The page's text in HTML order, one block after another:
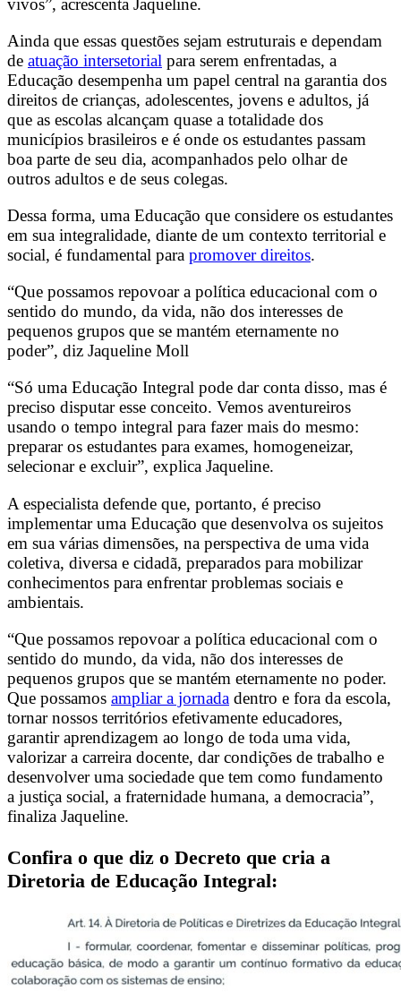
Ainda que essas questões sejam estruturais e dependam
de atuação intersetorial para serem enfrentadas, a
Educação desempenha um papel central na garantia dos
direitos de crianças, adolescentes, jovens e adultos, já
que as escolas alcançam quase a totalidade dos
municípios brasileiros e é onde os estudantes passam
boa parte de seu dia, acompanhados pelo olhar de
outros adultos e de seus colegas.
Dessa forma, uma Educação que considere os estudantes
em sua integralidade, diante de um contexto territorial e
social, é fundamental para promover direitos.
“Que possamos repovoar a política educacional com o
sentido do mundo, da vida, não dos interesses de
pequenos grupos que se mantém eternamente no
poder”, diz Jaqueline Moll
“Só uma Educação Integral pode dar conta disso, mas é
preciso disputar esse conceito. Vemos aventureiros
usando o tempo integral para fazer mais do mesmo:
preparar os estudantes para exames, homogeneizar,
selecionar e excluir”, explica Jaqueline.
A especialista defende que, portanto, é preciso
implementar uma Educação que desenvolva os sujeitos
em sua várias dimensões, na perspectiva de uma vida
coletiva, diversa e cidadã, preparados para mobilizar
conhecimentos para enfrentar problemas sociais e
ambientais.
“Que possamos repovoar a política educacional com o
sentido do mundo, da vida, não dos interesses de
pequenos grupos que se mantém eternamente no poder.
Que possamos ampliar a jornada dentro e fora da escola,
tornar nossos territórios efetivamente educadores,
garantir aprendizagem ao longo de toda uma vida,
valorizar a carreira docente, dar condições de trabalho e
desenvolver uma sociedade que tem como fundamento
a justiça social, a fraternidade humana, a democracia”,
finaliza Jaqueline.
Confira o que diz o Decreto que cria a
Diretoria de Educação Integral: